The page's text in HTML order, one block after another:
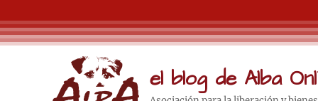
el blog de Alba